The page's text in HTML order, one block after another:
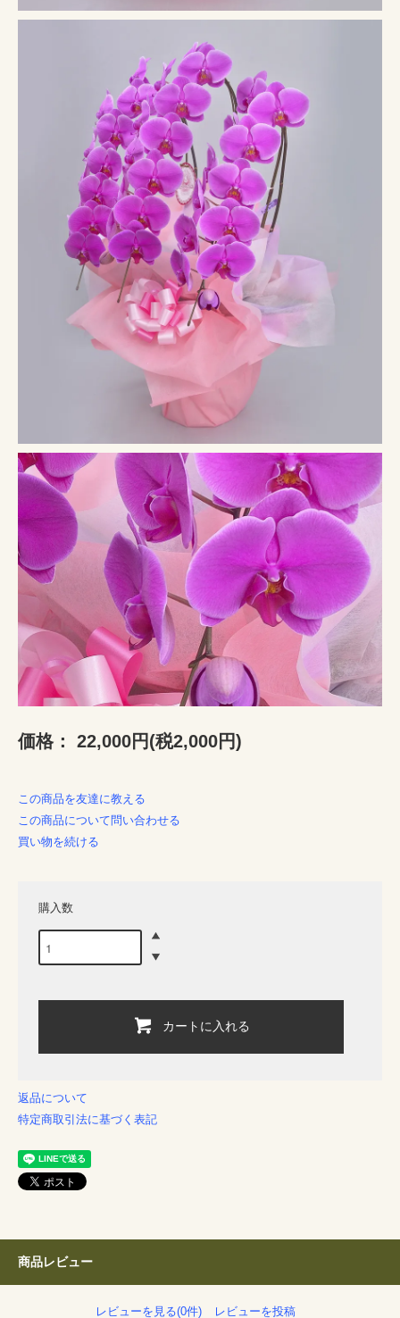
価格： 22,000円(税2,000円)
この商品を友達に教える
この商品について問い合わせる
買い物を続ける
購入数
カートに入れる
返品について
特定商取引法に基づく表記
商品レビュー
レビューを見る(0件) レビューを投稿